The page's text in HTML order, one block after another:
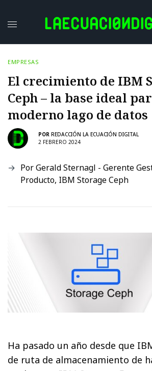
EMPRESAS
El crecimiento de IBM
Ceph – la base ideal
moderno lago de datos
POR REDACCIÓN LA ECUACIÓN DIGITAL
2 FEBRERO 2024
Por Gerald Sternagl - Gerente
Producto, IBM Storage Ceph
Ha pasado un año desde que
de ruta de almacenamiento de